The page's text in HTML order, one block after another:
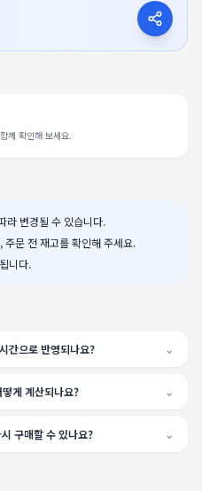
께 확인해 보세요.
라 변경될 수 있습니다.
문 전 재고를 확인해 주세요.
니다.
간으로 반영되나요? ⌄
게 계산되나요? ⌄
구매할 수 있나요? ⌄